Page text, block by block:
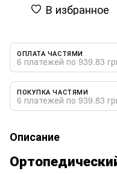
В избранное
ОПЛАТА ЧАСТЯМИ
6 платежей по 939.83
ПОКУПКА ЧАСТЯМИ
6 платежей по 939.83
Описание